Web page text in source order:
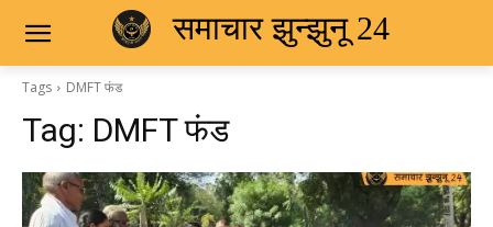
समाचार झुन्झुनू 24
Tags DMFT फंड
Tag: DMFT फंड